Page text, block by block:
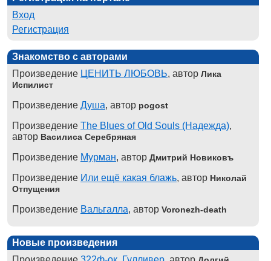
Вход
Регистрация
Знакомство с авторами
Произведение ЦЕНИТЬ ЛЮБОВЬ, автор Лика
Испилист
Произведение Душа, автор pogost
Произведение The Blues of Old Souls (Надежда),
автор Василиса Серебряная
Произведение Мурман, автор Дмитрий Новиковъ
Произведение Или ещё какая блажь, автор Николай
Отпущения
Произведение Вальгалла, автор Voronezh-death
Новые произведения